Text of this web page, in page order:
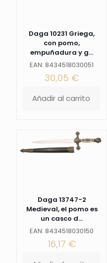
dorado.
color
niquel.
Daga 10231 Griega,
con pomo,
empuñadura y g...
EAN: 8434518030051
30,05 €
Añadir al carrito
Daga 13747-2
Medieval, el pomo es
un casco d...
EAN: 8434518030150
16,17 €